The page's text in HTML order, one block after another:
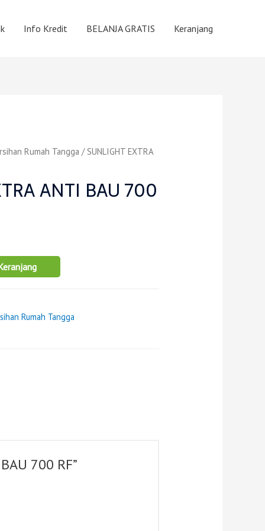
Info Kredit BELANJA GRATIS Keranjang
Rumah Tangga / SUNLIGHT EXTRA
ANTI BAU 700
Rumah Tangga
700 RF”